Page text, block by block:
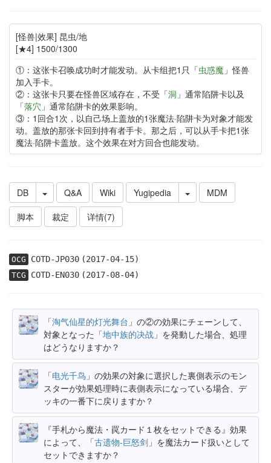
[怪兽|效果] 昆虫/地
[★4] 1500/1300
①：这张卡召唤成功时才能发动。从卡组把1只「虫惑魔 」怪兽
加入手卡。
②：这张卡只要在怪兽区域存在，不受「洞 」通常陷阱卡以及
「落穴 」通常陷阱卡的效果影响。
③：1回合1次，以自己场上盖放的1张魔法·陷阱卡为对象才能发
动。盖放的那张卡回到持有者手卡。那之后，可以从手卡把1张
魔法·陷阱卡盖放。这个效果在对方回合也能发动。
DB Q&A Wiki Yugipedia
MDM
脚本
裁定 详情(7)
OCG COTD-JP030(2017-04-15)
TCG COTD-EN030(2017-08-04)
「淘气仙星的灯光舞台 」の②の効果にチェーンして、
対象となった「地中族的决战 」を発動した場合、処理
はどうなりますか？
「电光千鸟 」の効果の対象に選択した裏側表示のモン
スターが効果処理時に表側表示になっている場合、デ
ッキの一番下に戻りますか？
『手札から魔法・罠カード１枚をセットできる』効果
によって、「古遗物-巨怒剑 」を魔法カード扱いとして
セットできますか？